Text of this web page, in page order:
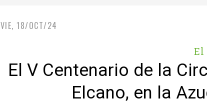
VIE, 18/OCT/24
El V Centenario de la
Elcano, en la